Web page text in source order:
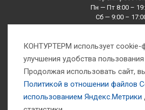
Пн — Пт 8:00 –
Сб — 9:00 –
Вс —10:00 –
1993-2026 © Компания «Контуртерм» —
КОНТУРТЕРМ использует cookie-
улучшения удобства
Продолжая использовать сайт,
Политикой в отношении файлов
использованием Яндекс.Метрики